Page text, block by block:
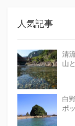
人気記事
清
山
白
ポ